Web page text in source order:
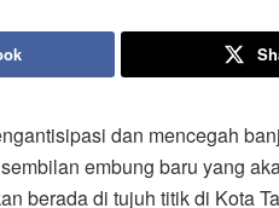
dan mencegah
embung baru yang
berada di tujuh titik di Kota